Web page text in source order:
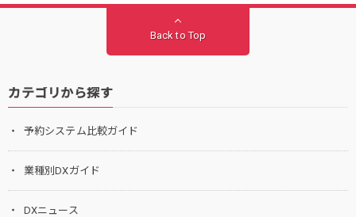
Back to Top
カテゴリから探す
予約システム比較ガイド
業種別DXガイド
DXニュース